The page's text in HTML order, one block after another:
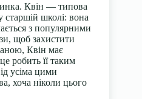
Квін — типова
старшій школі: вона
з популярними
щоб захистити
Квін має
робить її таким
усіма цими
хоча ніколи цього